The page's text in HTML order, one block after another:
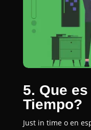
5. Que
Tiempo?
Just in time o en